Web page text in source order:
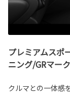
プレミアムスポ
ニング/GRマーク
クルマとの一体感